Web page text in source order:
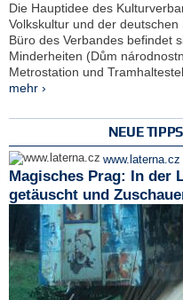
Die Hauptidee des
Volkskultur und der
Büro des Verbandes befindet
Minderheiten (Dům
Metrostation und
mehr ›
NEUE
www.laterna.cz
Magisches Prag: In der
getäuscht und